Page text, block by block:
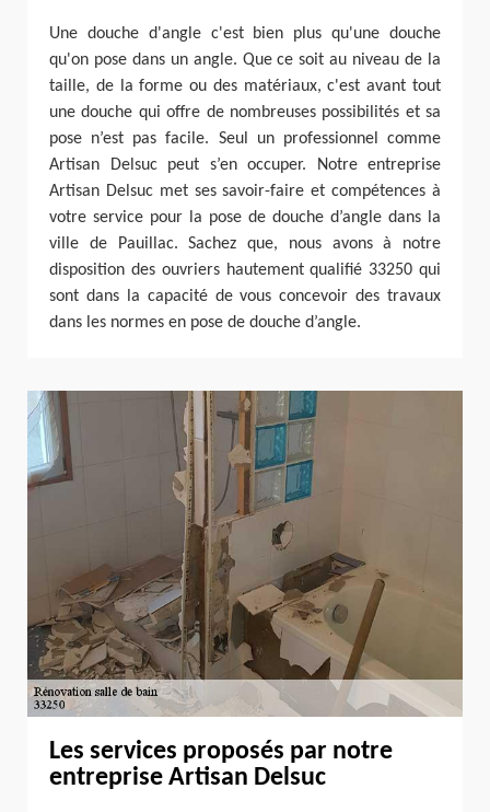
Une douche d'angle c'est bien plus qu'une douche
qu'on pose dans un angle. Que ce soit au niveau de la
taille, de la forme ou des matériaux, c'est avant tout
une douche qui offre de nombreuses possibilités et sa
pose n’est pas facile. Seul un professionnel comme
Artisan Delsuc peut s’en occuper. Notre entreprise
Artisan Delsuc met ses savoir-faire et compétences à
votre service pour la pose de douche d’angle dans la
ville de Pauillac. Sachez que, nous avons à notre
disposition des ouvriers hautement qualifié 33250 qui
sont dans la capacité de vous concevoir des travaux
dans les normes en pose de douche d’angle.
Les services proposés par notre
entreprise Artisan Delsuc